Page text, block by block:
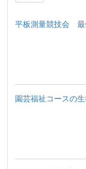
平板測量競技会 最